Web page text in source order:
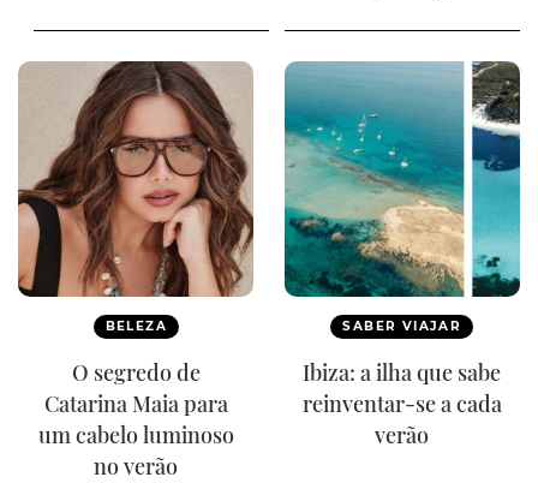
BELEZA
O segredo de
Catarina Maia para
um cabelo luminoso
no verão
SABER VIAJAR
Ibiza: a ilha que sabe
reinventar-se a cada
verão